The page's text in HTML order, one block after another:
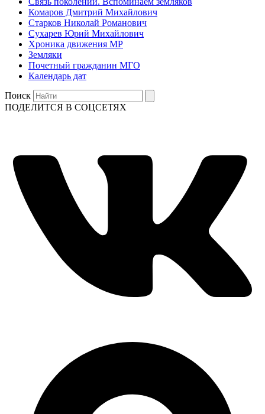
Комаров Дмитрий Михайлович
Старков Николай Романович
Сухарев Юрий Михайлович
Хроника движения МР
Земляки
Почетный гражданин МГО
Календарь дат
Поиск
ПОДЕЛИТСЯ В СОЦСЕТЯХ